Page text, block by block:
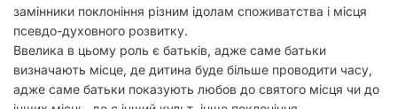
замінники поклоніння різним ідолам споживатства і місця
псевдо-духовного розвитку.
Ввелика в цьому роль є батьків, адже саме батьки
визначають місце, де дитина буде більше проводити часу,
адже саме батьки показують любов до святого місця чи до